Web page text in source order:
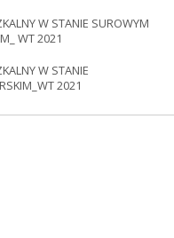
W STANIE SUROWYM
WT 2021
W STANIE
2021